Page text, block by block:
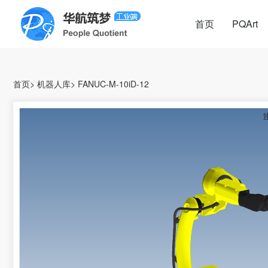
首页 PQArt
首页> 机器人库> FANUC-M-10iD-12